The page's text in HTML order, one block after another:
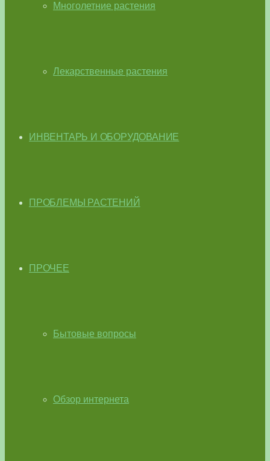
Многолетние растения
Лекарственные растения
ИНВЕНТАРЬ И ОБОРУДОВАНИЕ
ПРОБЛЕМЫ РАСТЕНИЙ
ПРОЧЕЕ
Бытовые вопросы
Обзор интернета